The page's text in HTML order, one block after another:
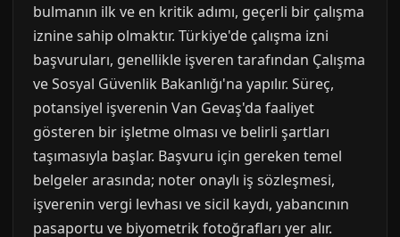
bulmanın ilk ve en kritik adımı, geçerli bir çalışma
iznine sahip olmaktır. Türkiye'de çalışma izni
başvuruları, genellikle işveren tarafından Çalışma
ve Sosyal Güvenlik Bakanlığı'na yapılır. Süreç,
potansiyel işverenin Van Gevaş'da faaliyet
gösteren bir işletme olması ve belirli şartları
taşımasıyla başlar. Başvuru için gereken temel
belgeler arasında; noter onaylı iş sözleşmesi,
işverenin vergi levhası ve sicil kaydı, yabancının
pasaportu ve biyometrik fotoğrafları yer alır.